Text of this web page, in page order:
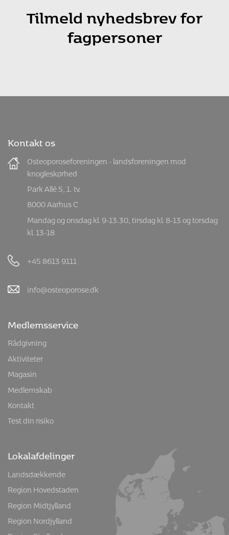
Tilmeld nyhedsbrev for
fagpersoner
Kontakt os
Osteoporoseforeningen - landsforeningen mod
knogleskørhed
Park Allé 5, 1. tv.
8000 Aarhus C
Mandag og onsdag kl. 9-13.30, tirsdag kl. 8-13 og torsdag
kl. 13-18
+45 8613 9111
info@osteoporose.dk
Medlemsservice
Rådgivning
Aktiviteter
Magasin
Medlemskab
Kontakt
Test din risiko
Lokalafdelinger
Landsdækkende
Region Hovedstaden
Region Midtjylland
Region Nordjylland